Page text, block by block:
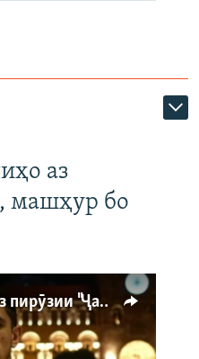
аз
машҳур бо
Ҳаводории арманиҳо аз пирӯзии "Ҷаллод"-и тоҷик